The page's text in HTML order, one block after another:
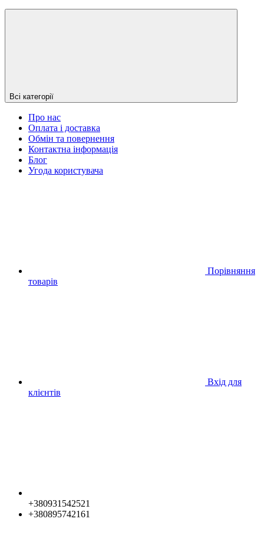
Всі категорії
Про нас
Оплата і доставка
Обмін та повернення
Контактна інформація
Блог
Угода користувача
Порівняння
товарів
Вхід для
клієнтів
+380931542521
+380895742161